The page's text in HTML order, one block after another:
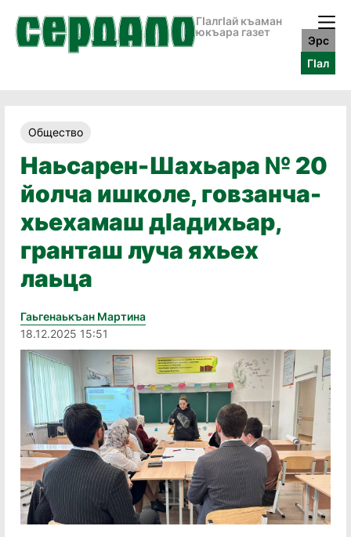
ГӀалгӀай къаман
юкъара газет
Эрс
ГӀал
Общество
Наьсарен-Шахьара № 20
йолча ишколе, говзанча-
хьехамаш дӀадихьар,
гранташ луча яхьех
лаьца
Гаьгенаькъан Мартина
18.12.2025 15:51